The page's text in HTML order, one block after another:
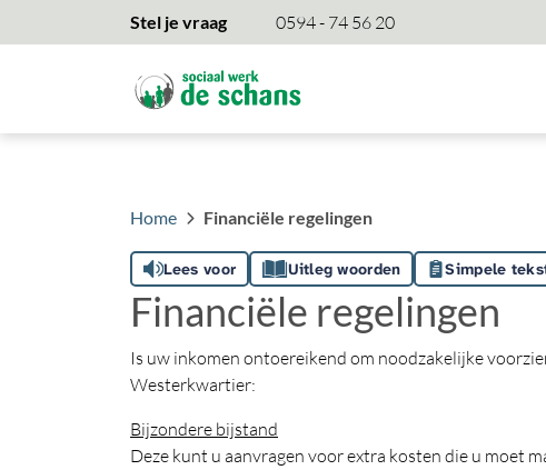
Stel je vraag 0594 - 74 56 20
Home Financiële regelingen
Lees voor Uitleg woorden Simpele
Financiële regelingen
Is uw inkomen ontoereikend om noodzakelijke
Westerkwartier:
Bijzondere bijstand
Deze kunt u aanvragen voor extra kosten die u moet